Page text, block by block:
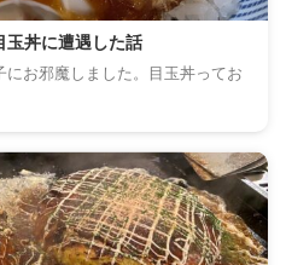
丼に遭遇した話
お邪魔しました。目玉丼ってお